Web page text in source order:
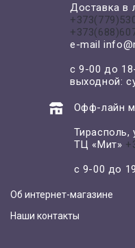
Доставка в
e-mail
с 9-00 до
выходной:
Офф-лайн
ТЦ «Мит»
с 9-00 до
Об интернет-магазине
Наши контакты